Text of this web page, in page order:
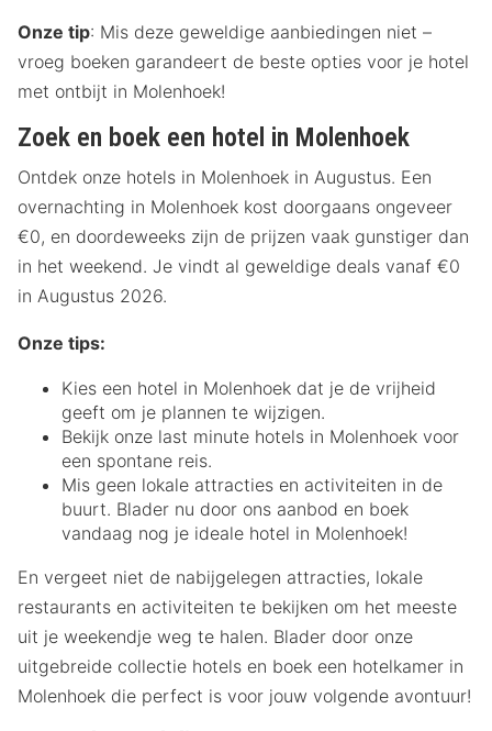
Onze tip: Mis deze geweldige aanbiedingen niet –
vroeg boeken garandeert de beste opties voor je hotel
met ontbijt in Molenhoek!
Zoek en boek een hotel in Molenhoek
Ontdek onze hotels in Molenhoek in Augustus. Een
overnachting in Molenhoek kost doorgaans ongeveer
€0, en doordeweeks zijn de prijzen vaak gunstiger dan
in het weekend. Je vindt al geweldige deals vanaf €0
in Augustus 2026.
Onze tips:
Kies een hotel in Molenhoek dat je de vrijheid
geeft om je plannen te wijzigen.
Bekijk onze last minute hotels in Molenhoek voor
een spontane reis.
Mis geen lokale attracties en activiteiten in de
buurt. Blader nu door ons aanbod en boek
vandaag nog je ideale hotel in Molenhoek!
En vergeet niet de nabijgelegen attracties, lokale
restaurants en activiteiten te bekijken om het meeste
uit je weekendje weg te halen. Blader door onze
uitgebreide collectie hotels en boek een hotelkamer in
Molenhoek die perfect is voor jouw volgende avontuur!